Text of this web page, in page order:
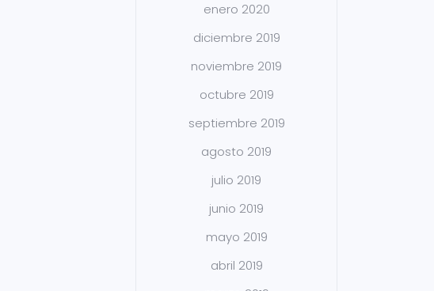
enero 2020
diciembre 2019
noviembre 2019
octubre 2019
septiembre 2019
agosto 2019
julio 2019
junio 2019
mayo 2019
abril 2019